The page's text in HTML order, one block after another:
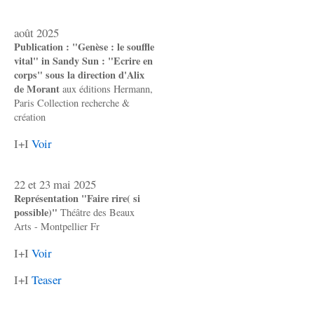
août 2025
Publication : "Genèse : le souffle
vital" in Sandy Sun : "Ecrire en
corps" sous la direction d'Alix
de Morant aux éditions Hermann,
Paris Collection recherche &
création
I+I Voir
22 et 23 mai 2025
Représentation "Faire rire( si
possible)" Théâtre des Beaux
Arts - Montpellier Fr
I+I Voir
I+I Teaser